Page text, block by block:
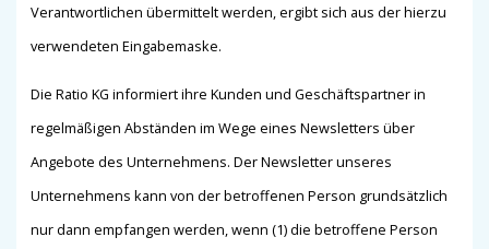
Verantwortlichen übermittelt werden, ergibt sich aus der hierzu
verwendeten Eingabemaske.
Die Ratio KG informiert ihre Kunden und Geschäftspartner in
regelmäßigen Abständen im Wege eines Newsletters über
Angebote des Unternehmens. Der Newsletter unseres
Unternehmens kann von der betroffenen Person grundsätzlich
nur dann empfangen werden, wenn (1) die betroffene Person